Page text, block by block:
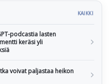
KAIKKI
podcastia lasten
keräsi yli
voivat paljastaa heikon